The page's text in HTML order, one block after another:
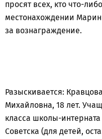
просят всех, кто что-
местонахождении
за вознаграждение.
Разыскивается:
Михайловна, 18 лет.
класса школы-
Советска (для детей,